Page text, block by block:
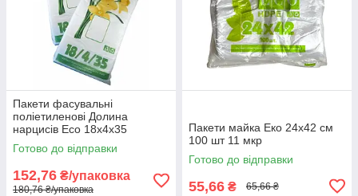
Пакети фасувальні
поліетиленові Долина
нарцисів Eco 18x4x35
Готово до відправки
152,76 ₴/упаковка
180,76 ₴/упаковка
Пакети майка Еко 24х42 см
100 шт 11 мкр
Готово до відправки
55,66 ₴ 65,66 ₴